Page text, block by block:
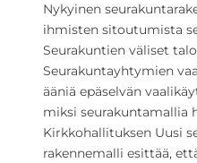
Nykyinen
ihmisten sitoutumista
Seurakuntien väliset
Seurakuntayhtymien
ääniä epäselvän
miksi seurakuntamallia
Kirkkohallituksen Uusi
rakennemalli esittää,